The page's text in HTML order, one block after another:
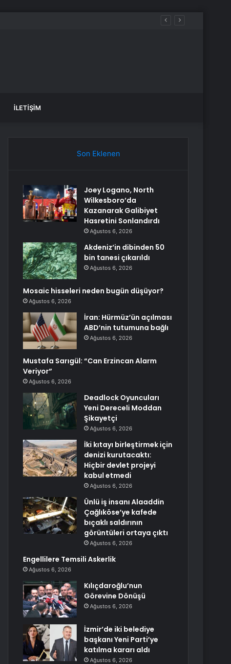
İLETIŞIM
Son Eklenen
Joey Logano, North
Wilkesboro’da
Kazanarak Galibiyet
Hasretini Sonlandırdı
Ağustos 6, 2026
Akdeniz’in dibinden 50
bin tanesi çıkarıldı
Ağustos 6, 2026
Mosaic hisseleri neden bugün düşüyor?
Ağustos 6, 2026
İran: Hürmüz’ün açılması
ABD’nin tutumuna bağlı
Ağustos 6, 2026
Mustafa Sarıgül: “Can Erzincan Alarm
Veriyor”
Ağustos 6, 2026
Deadlock Oyuncuları
Yeni Dereceli Moddan
Şikayetçi
Ağustos 6, 2026
İki kıtayı birleştirmek için
denizi kurutacaktı:
Hiçbir devlet projeyi
kabul etmedi
Ağustos 6, 2026
Ünlü iş insanı Alaaddin
Çağlıköse’ye kafede
bıçaklı saldırının
görüntüleri ortaya çıktı
Ağustos 6, 2026
Engellilere Temsili Askerlik
Ağustos 6, 2026
Kılıçdaroğlu’nun
Görevine Dönüşü
Ağustos 6, 2026
İzmir’de iki belediye
başkanı Yeni Parti’ye
katılma kararı aldı
Ağustos 6, 2026